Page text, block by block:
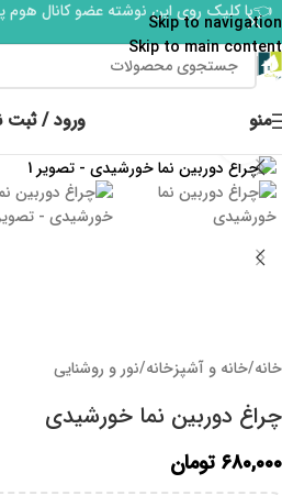
Skip to navigation
Skip to main content
👈با کلیک روی این نوشته عضو کانال هوم
منو ورود / ثبت
خانه/خانه و آشپزخانه/نور و روشنایی
چراغ دوربین نما خورشیدی
۶۸۰,۰۰۰ تومان